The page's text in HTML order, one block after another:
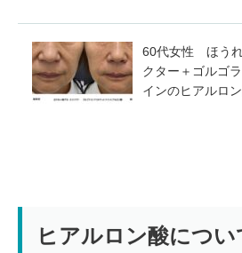
60代女性 ほう
クター＋ゴルゴ
インのヒアルロ
ヒアルロン酸につ